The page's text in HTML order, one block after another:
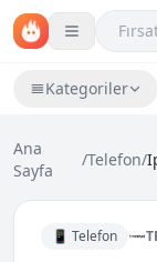
Kategoriler
Ana
Sayfa
/Telefon/
📱 Telefon